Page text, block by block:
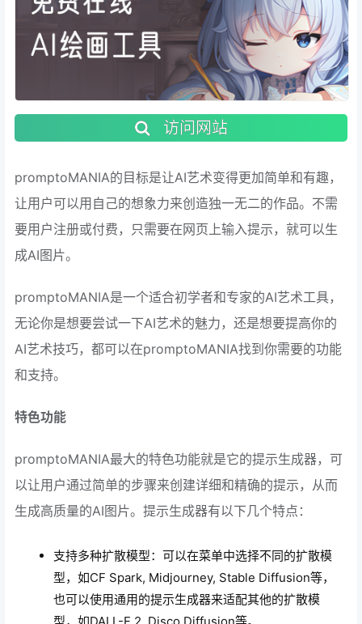
访问网站
promptoMANIA的目标是让AI艺术变得更加简单和有趣，
让用户可以用自己的想象力来创造独一无二的作品。不需
要用户注册或付费，只需要在网页上输入提示，就可以生
成AI图片。
promptoMANIA是一个适合初学者和专家的AI艺术工具，
无论你是想要尝试一下AI艺术的魅力，还是想要提高你的
AI艺术技巧，都可以在promptoMANIA找到你需要的功能
和支持。
特色功能
promptoMANIA最大的特色功能就是它的提示生成器，可
以让用户通过简单的步骤来创建详细和精确的提示，从而
生成高质量的AI图片。提示生成器有以下几个特点：
支持多种扩散模型：可以在菜单中选择不同的扩散模
型，如CF Spark, Midjourney, Stable Diffusion等，
也可以使用通用的提示生成器来适配其他的扩散模
型，如DALL-E 2, Disco Diffusion等。